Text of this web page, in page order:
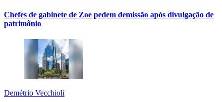
Chefes de gabinete de Zoe pedem demissão após divulgação de
patrimônio
Demétrio Vecchioli